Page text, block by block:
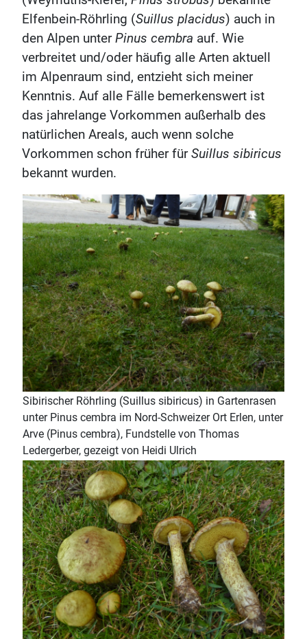
Elfenbein-Röhrling (Suillus placidus) auch in
den Alpen unterPinus cembra auf. Wie
verbreitet und/oder häufig alle Arten aktuell
im Alpenraum sind, entzieht sich meiner
Kenntnis. Auf alle Fälle bemerkenswert ist
das jahrelange Vorkommen außerhalb des
natürlichen Areals, auch wenn solche
Vorkommen schon früher fürSuillus sibiricus
bekannt wurden.
Sibirischer Röhrling (Suillus sibiricus) in Gartenrasen
unter Pinus cembra im Nord-Schweizer Ort Erlen, unter
Arve (Pinus cembra), Fundstelle von Thomas
Ledergerber, gezeigt von Heidi Ulrich